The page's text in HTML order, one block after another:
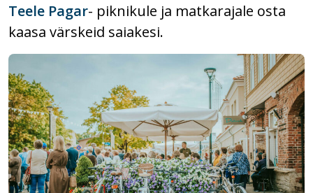
Teele Pagar- piknikule ja matkarajale osta
kaasa värskeid saiakesi.